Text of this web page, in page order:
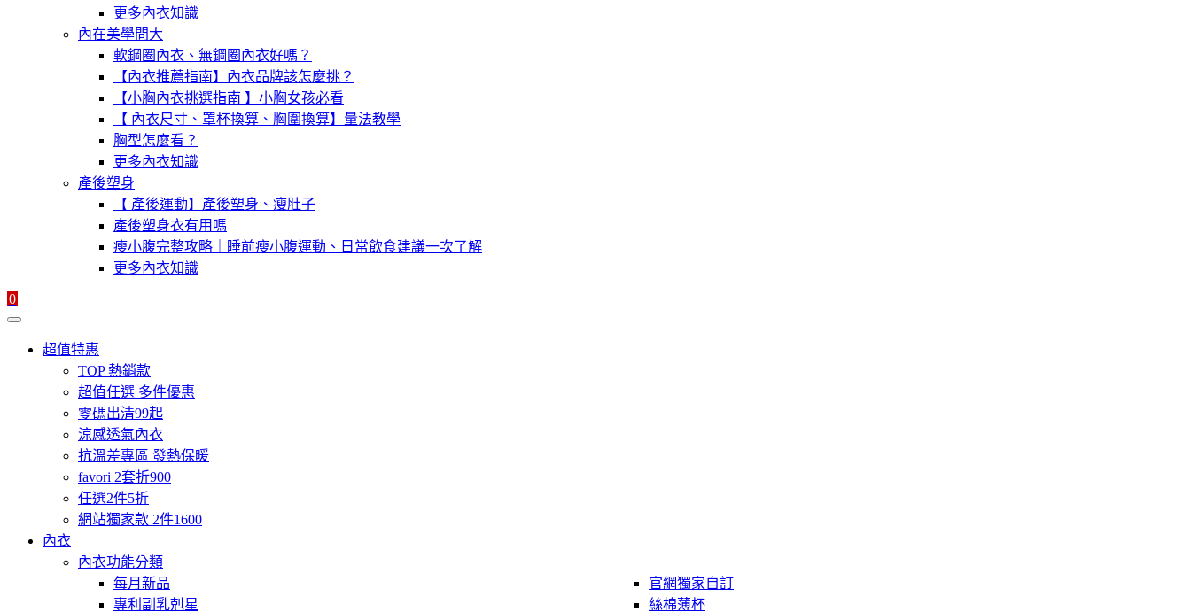
更多內衣知識
內在美學問大
軟鋼圈內衣、無鋼圈內衣好嗎？
【內衣推薦指南】內衣品牌該怎麼挑？
【小胸內衣挑選指南 】小胸女孩必看
【 內衣尺寸、罩杯換算、胸圍換算】量法教學
胸型怎麼看？
更多內衣知識
產後塑身
【 產後運動】產後塑身、瘦肚子
產後塑身衣有用嗎
瘦小腹完整攻略｜睡前瘦小腹運動、日常飲食建議一次了解
更多內衣知識
0
超值特惠
TOP 熱銷款
超值任選 多件優惠
零碼出清99起
涼感透氣內衣
抗溫差專區 發熱保暖
favori 2套折900
任選2件5折
網站獨家款 2件1600
內衣
內衣功能分類
每月新品
官網獨家自訂
專利副乳剋星
絲棉薄杯